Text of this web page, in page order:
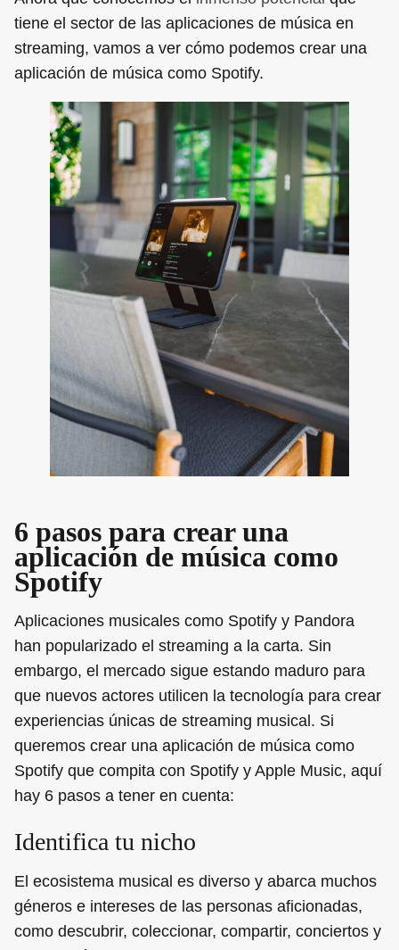
tiene el sector de las aplicaciones de música en
streaming, vamos a ver cómo podemos crear una
aplicación de música como Spotify.
6 pasos para crear una
aplicación de música como
Spotify
Aplicaciones musicales como Spotify y Pandora
han popularizado el streaming a la carta. Sin
embargo, el mercado sigue estando maduro para
que nuevos actores utilicen la tecnología para crear
experiencias únicas de streaming musical. Si
queremos crear una aplicación de música como
Spotify que compita con Spotify y Apple Music, aquí
hay 6 pasos a tener en cuenta:
Identifica tu nicho
El ecosistema musical es diverso y abarca muchos
géneros e intereses de las personas aficionadas,
como descubrir, coleccionar, compartir, conciertos y